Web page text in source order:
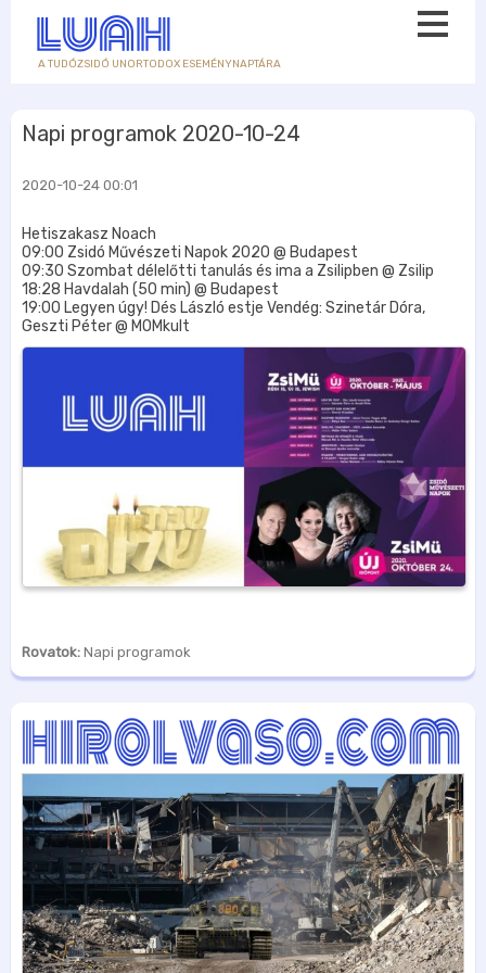
A TUDÓZSIDÓ UNORTODOX ESEMÉNYNAPTÁRA
Napi programok 2020-10-24
2020-10-24 00:01
Hetiszakasz Noach
09:00 Zsidó Művészeti Napok 2020 @ Budapest
09:30 Szombat délelőtti tanulás és ima a Zsilipben @ Zsilip
18:28 Havdalah (50 min) @ Budapest
19:00 Legyen úgy! Dés László estje Vendég: Szinetár Dóra,
Geszti Péter @ MOMkult
Rovatok: Napi programok